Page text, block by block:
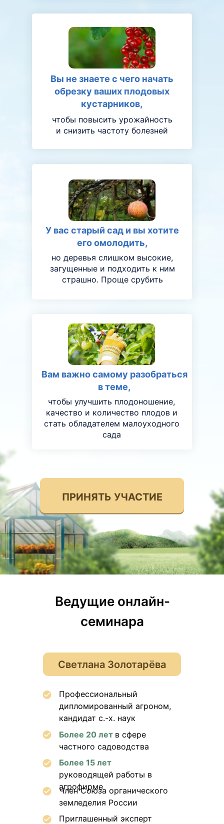
ПРИНЯТЬ УЧАСТИЕ
но деревья слишком высокие,
загущенные и подходить к ним
страшно. Проще срубить
чтобы повысить урожайность
и снизить частоту болезней
Вы не знаете с чего начать
обрезку ваших плодовых
кустарников,
У вас старый сад и вы хотите
его омолодить,
чтобы улучшить плодоношение,
качество и количество плодов и
стать обладателем малоуходного
сада
Вам важно самому разобраться
в теме,
Светлана Золотарёва
Профессиональный
дипломированный агроном,
кандидат с.-х. наук
Более 20 лет в сфере
частного садоводства
Более 15 лет
руководящей работы в
агрофирме
Член Союза органического
земледелия России
Приглашенный эксперт
Ведущие онлайн-
семинара